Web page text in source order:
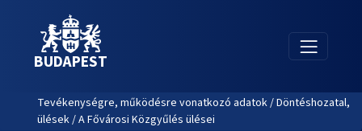
BUDAPEST
Tevékenységre, működésre vonatkozó adatok / Döntéshozatal,
ülések / A Fővárosi Közgyűlés ülései